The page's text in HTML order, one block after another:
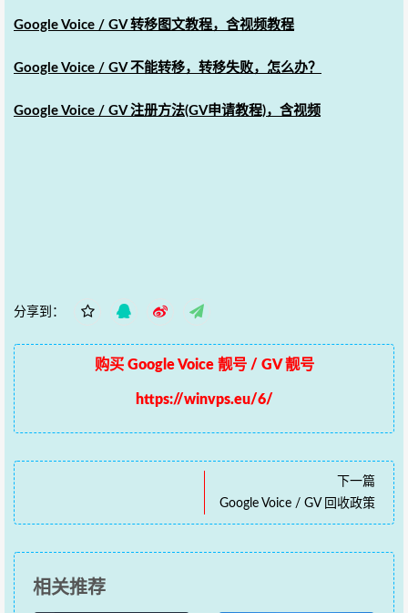
Google Voice / GV 转移图文教程，含视频教程
Google Voice / GV 不能转移，转移失败，怎么办？
Google Voice / GV 注册方法(GV申请教程)，含视频
分享到：
购买 Google Voice 靓号 / GV 靓号
https://winvps.eu/6/
下一篇
Google Voice / GV 回收政策
相关推荐